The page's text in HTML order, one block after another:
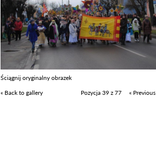
Ściągnij oryginalny obrazek
« Back to gallery
Pozycja 39 z 77 « Previous